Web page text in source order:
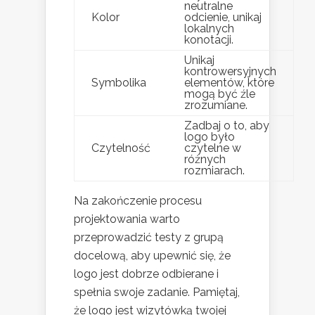
Kolor
neutralne
odcienie, unikaj
lokalnych
konotacji.
Symbolika
Unikaj
kontrowersyjnych
elementów, które
mogą być źle
zrozumiane.
Czytelność
Zadbaj o to, aby
logo było
czytelne w
różnych
rozmiarach.
Na zakończenie procesu
projektowania warto
przeprowadzić testy z grupą
docelową, aby upewnić się, że
logo jest dobrze odbierane i
spełnia swoje zadanie. Pamiętaj,
że logo jest wizytówką twojej